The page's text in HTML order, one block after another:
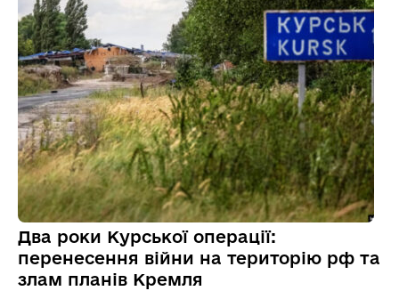
Два роки Курської операції:
перенесення війни на територію рф та
злам планів Кремля